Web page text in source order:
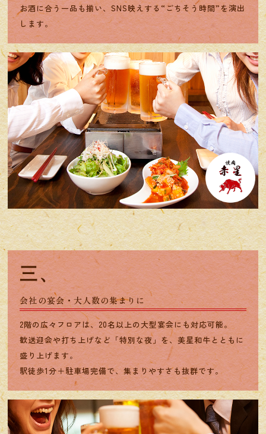
お酒に合う一品も揃い、SNS映えする“ごちそう時間”を演出
します。
三、
会社の宴会・大人数の集まりに
2階の広々フロアは、20名以上の大型宴会にも対応可能。
歓送迎会や打ち上げなど「特別な夜」を、美星和牛とともに
盛り上げます。
駅徒歩1分＋駐車場完備で、集まりやすさも抜群です。